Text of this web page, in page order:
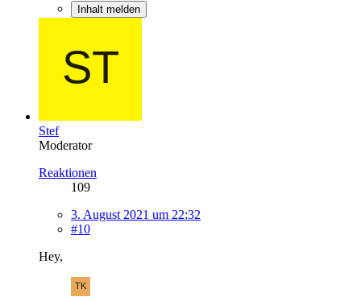
Inhalt melden
Stef
Moderator
Reaktionen
109
3. August 2021 um 22:32
#10
Hey,